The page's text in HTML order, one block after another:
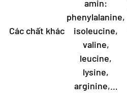
Các chất khác
amin:
phenylalanine,
isoleucine,
valine,
leucine,
lysine,
arginine,…